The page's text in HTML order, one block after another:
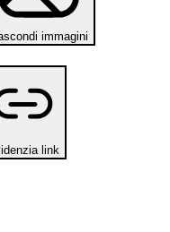
immagini
link